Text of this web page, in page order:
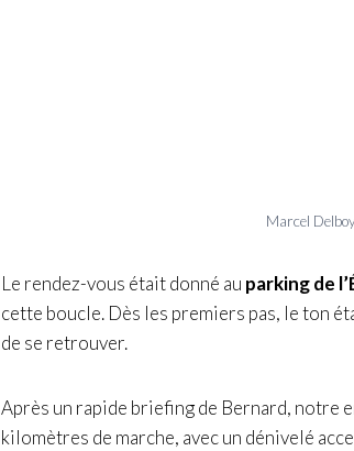
Marcel
Le rendez-vous était donné au parking de
cette boucle. Dès les premiers pas, le ton
de se retrouver.
Après un rapide briefing de Bernard, notre
kilomètres de marche, avec un dénivelé